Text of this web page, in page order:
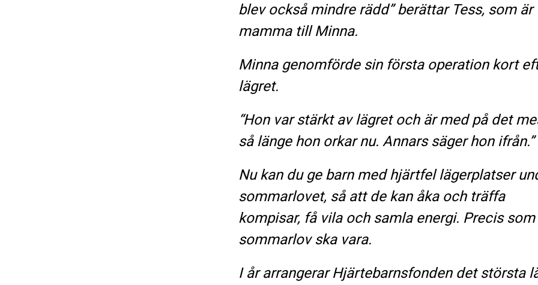
blev också mindre rädd” berättar Tess, som är
mamma till Minna.
Minna genomförde sin första operation kort
lägret.
“Hon var stärkt av lägret och är med på det
så länge hon orkar nu. Annars säger hon ifrån.”
Nu kan du ge barn med hjärtfel lägerplatser
sommarlovet, så att de kan åka och träffa
kompisar, få vila och samla energi. Precis som
sommarlov ska vara.
I år arrangerar Hjärtebarnsfonden det största